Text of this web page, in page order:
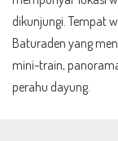
dikunjungi. Tempat
Baturaden yang
mini-train,
perahu dayung.